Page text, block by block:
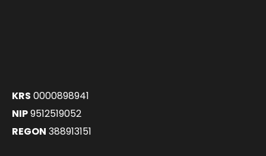
KRS 0000898941
NIP9512519052
REGON 388913151